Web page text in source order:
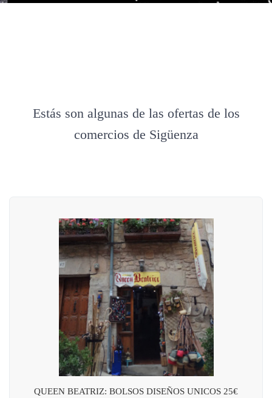
Estás son algunas de las ofertas de los
comercios de Sigüenza
QUEEN BEATRIZ: BOLSOS DISEÑOS UNICOS 25€